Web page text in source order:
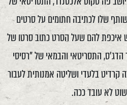
שלו לכתיבה חתומים על סרטים
איכפת להם שעל הסרט כתוב סרטו של
הדג'ס, התסריטאי והבמאי של "רסיסי
קרדיט בלעדי ושליטה אמנותית לעבור
לא עובד ככה.